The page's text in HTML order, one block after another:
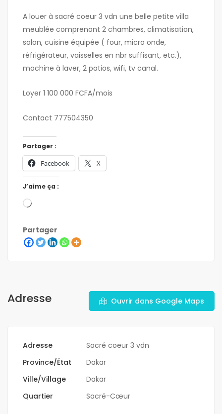
A louer à sacré coeur 3 vdn une belle petite villa
meublée comprenant 2 chambres, climatisation,
salon, cuisine équipée ( four, micro onde,
réfrigérateur, vaisselles en nbr suffisant, etc.),
machine à laver, 2 patios, wifi, tv canal.
Loyer 1 100 000 FCFA/mois
Contact 777504350
Partager :
Facebook X
J’aime ça :
Partager
Adresse Ouvrir dans Google Maps
Adresse
Sacré coeur 3 vdn
Province/État
Dakar
Ville/Village
Dakar
Quartier
Sacré-Cœur